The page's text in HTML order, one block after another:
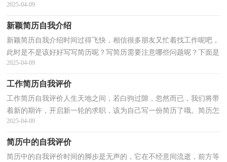
个让许多人都头痛的问题，以下是小编帮大家整理的简...
2025-04-09
新颖简历自我介绍
新颖简历自我介绍时间过得飞快，相信很多朋友又忙着找工作呢吧，
此时是不是该好好写写简历呢？写简历需要注意哪些问题呢？下面是
小编为大家整理的新颖简历自我介绍，仅供参考，欢迎大家...
2025-04-09
工作简历自我评价
工作简历自我评价人生天地之间，若白驹过隙，忽然而已，我们将带
着新的期许，开启新一轮的求职，该为自己写一份简历了哦。简历怎
样写才能让人满意呢？以下是小编整理的工作简历自我评价...
2025-04-09
简历中的自我评价
简历中的自我评价时间的脚步是无声的，它在不经意间流逝，前方等